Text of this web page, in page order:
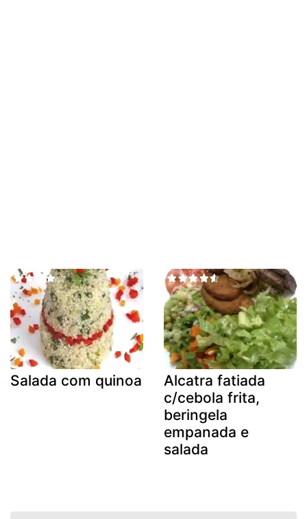
Salada com quinoa
Alcatra fatiada
c/cebola frita,
beringela
empanada e
salada